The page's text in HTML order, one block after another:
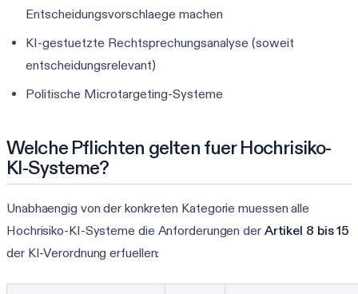
Entscheidungsvorschlaege machen
KI-gestuetzte Rechtsprechungsanalyse (soweit
entscheidungsrelevant)
Politische Microtargeting-Systeme
Welche Pflichten gelten fuer Hochrisiko-
KI-Systeme?
Unabhaengig von der konkreten Kategorie muessen alle
Hochrisiko-KI-Systeme die Anforderungen der Artikel 8 bis 15
der KI-Verordnung erfuellen: